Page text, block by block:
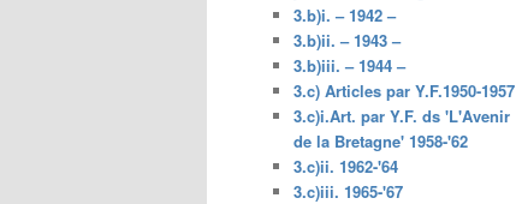
3.b)i. – 1942 –
3.b)ii. – 1943 –
3.b)iii. – 1944 –
3.c) Articles par Y.F.1950-1957
3.c)i.Art. par Y.F. ds 'L'Avenir
de la Bretagne' 1958-'62
3.c)ii. 1962-'64
3.c)iii. 1965-'67